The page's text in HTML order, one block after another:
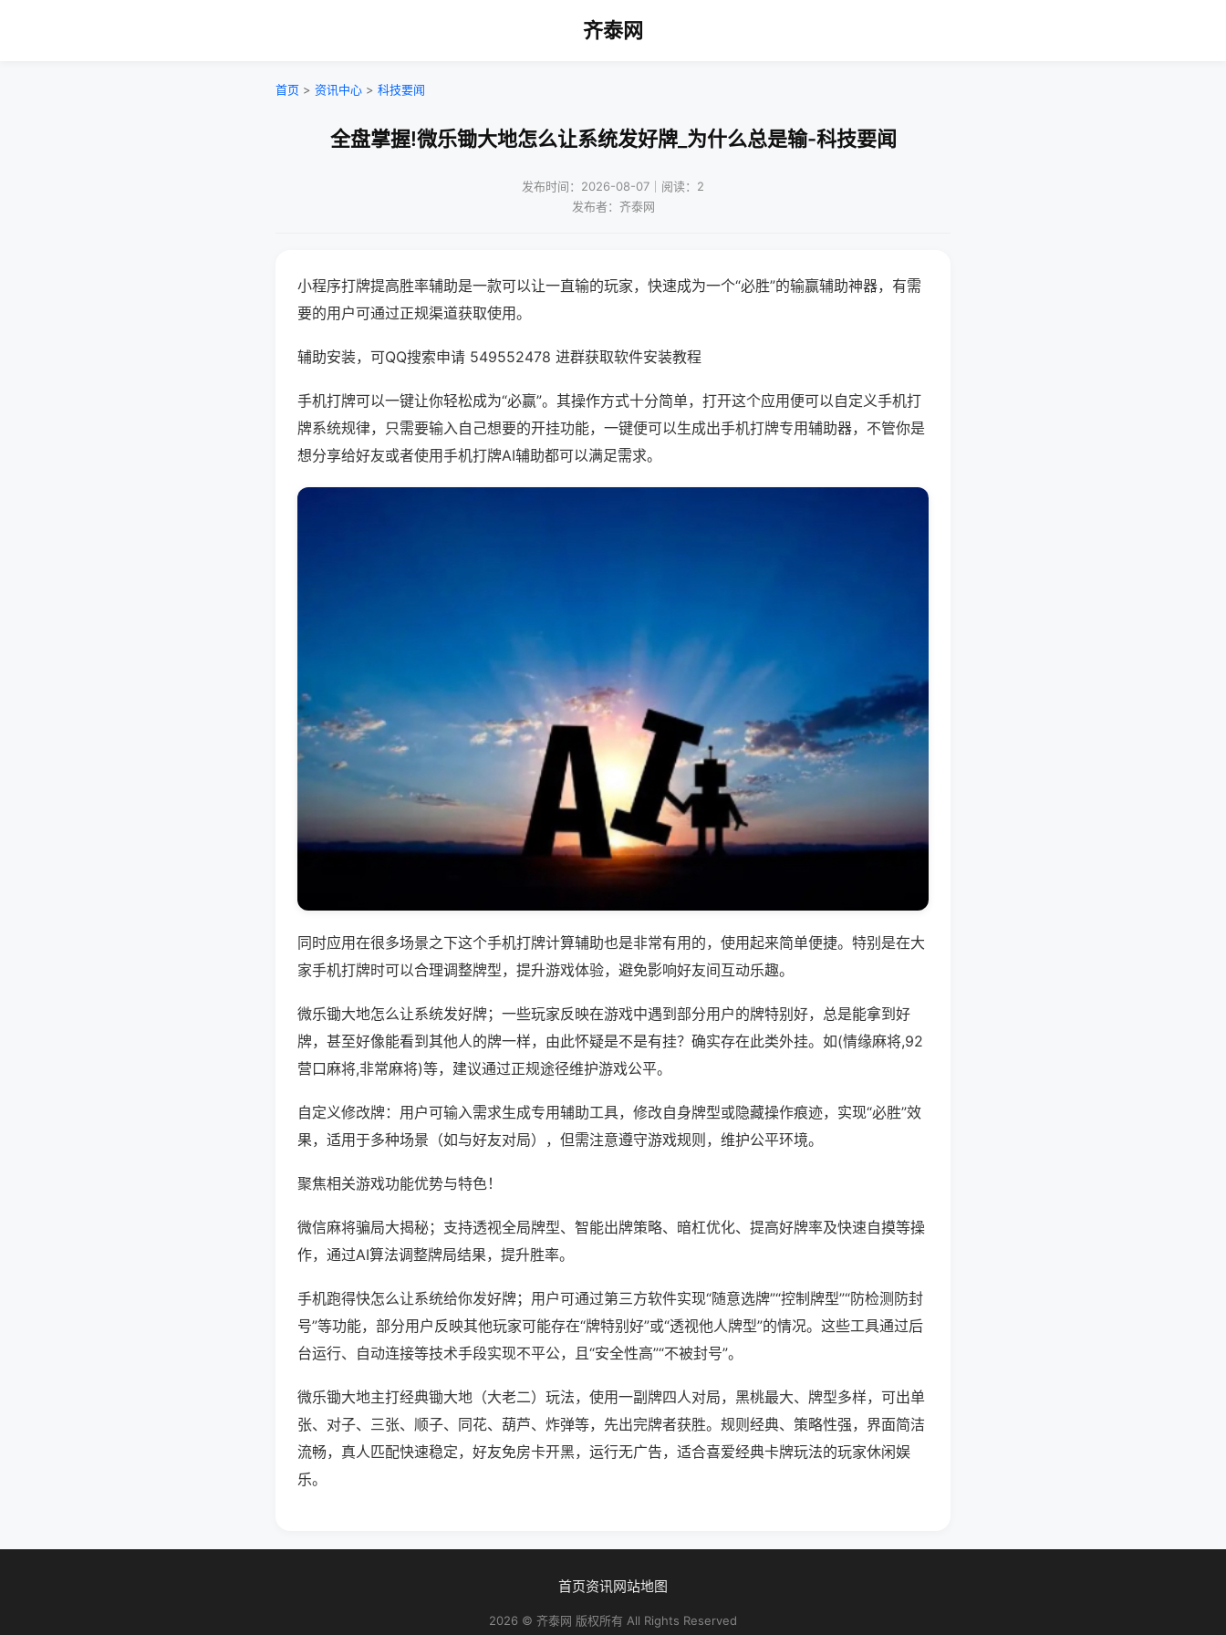
齐泰网
首页 > 资讯中心 > 科技要闻
全盘掌握!微乐锄大地怎么让系统发好牌_为什么总是输-科技要闻
发布时间：2026-08-07｜阅读：2
发布者：齐泰网
小程序打牌提高胜率辅助是一款可以让一直输的玩家，快速成为一个“必胜”的输赢辅助神器，有需
要的用户可通过正规渠道获取使用。
辅助安装，可QQ搜索申请 549552478 进群获取软件安装教程
手机打牌可以一键让你轻松成为“必赢”。其操作方式十分简单，打开这个应用便可以自定义手机打
牌系统规律，只需要输入自己想要的开挂功能，一键便可以生成出手机打牌专用辅助器，不管你是
想分享给好友或者使用手机打牌AI辅助都可以满足需求。
同时应用在很多场景之下这个手机打牌计算辅助也是非常有用的，使用起来简单便捷。特别是在大
家手机打牌时可以合理调整牌型，提升游戏体验，避免影响好友间互动乐趣。
微乐锄大地怎么让系统发好牌；一些玩家反映在游戏中遇到部分用户的牌特别好，总是能拿到好
牌，甚至好像能看到其他人的牌一样，由此怀疑是不是有挂？确实存在此类外挂。如(情缘麻将,92
营口麻将,非常麻将)等，建议通过正规途径维护游戏公平。
自定义修改牌：用户可输入需求生成专用辅助工具，修改自身牌型或隐藏操作痕迹，实现“必胜”效
果，适用于多种场景（如与好友对局），但需注意遵守游戏规则，维护公平环境。
聚焦相关游戏功能优势与特色！
微信麻将骗局大揭秘；支持透视全局牌型、智能出牌策略、暗杠优化、提高好牌率及快速自摸等操
作，通过AI算法调整牌局结果，提升胜率。
手机跑得快怎么让系统给你发好牌；用户可通过第三方软件实现“随意选牌”“控制牌型”“防检测防封
号”等功能，部分用户反映其他玩家可能存在“牌特别好”或“透视他人牌型”的情况。这些工具通过后
台运行、自动连接等技术手段实现不平公，且“安全性高”“不被封号”。
微乐锄大地主打经典锄大地（大老二）玩法，使用一副牌四人对局，黑桃最大、牌型多样，可出单
张、对子、三张、顺子、同花、葫芦、炸弹等，先出完牌者获胜。规则经典、策略性强，界面简洁
流畅，真人匹配快速稳定，好友免房卡开黑，运行无广告，适合喜爱经典卡牌玩法的玩家休闲娱
乐。
首页资讯网站地图
2026 © 齐泰网 版权所有 All Rights Reserved